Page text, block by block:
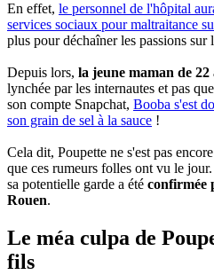
En effet, le personnel de l'hôpital
services sociaux pour maltraitance
plus pour déchaîner les passions sur
Depuis lors, la jeune maman de 22
lynchée par les internautes et pas
son compte Snapchat, Booba s'est
son grain de sel à la sauce !
Cela dit, Poupette ne s'est pas
que ces rumeurs folles ont vu le
sa potentielle garde a été confirmée
Rouen.
Le méa culpa de
fils